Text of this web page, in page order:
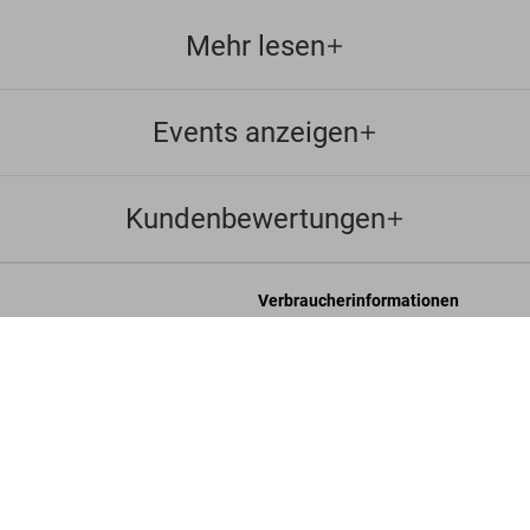
Mehr lesen
Events anzeigen
Kundenbewertungen
Verbraucherinformationen